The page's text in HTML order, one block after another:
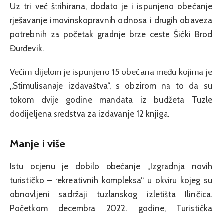
Uz tri već štrihirana, dodato je i ispunjeno obećanje
rješavanje imovinskopravnih odnosa i drugih obaveza
potrebnih za početak gradnje brze ceste Šićki Brod
Đurđevik.
Većim dijelom je ispunjeno 15 obećana među kojima je
„Stimulisanaje izdavaštva“, s obzirom na to da su
tokom dvije godine mandata iz budžeta Tuzle
dodijeljena sredstva za izdavanje 12 knjiga.
Manje i više
Istu ocjenu je dobilo obećanje „Izgradnja novih
turističko – rekreativnih kompleksa“ u okviru kojeg su
obnovljeni sadržaji tuzlanskog izletišta Ilinčica.
Početkom decembra 2022. godine, Turistička